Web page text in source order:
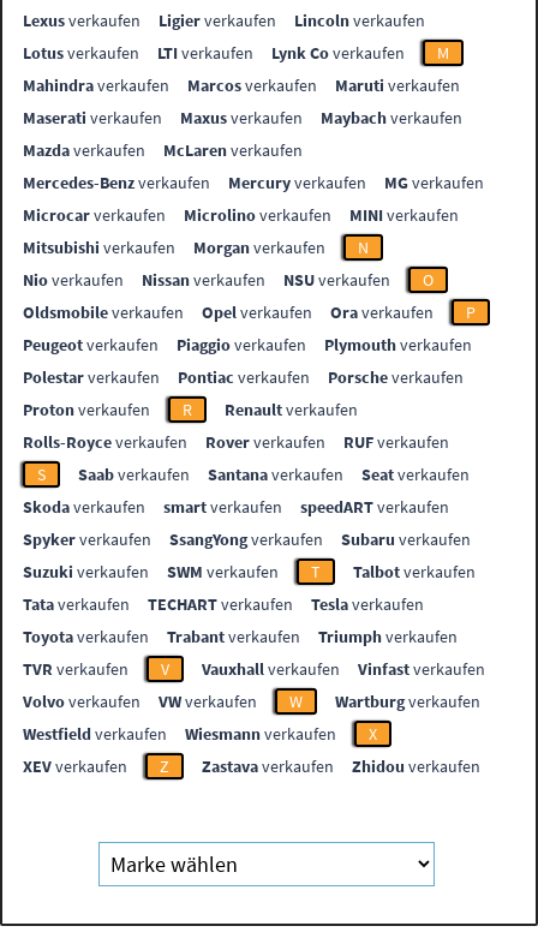
Lexusverkaufen Ligierverkaufen Lincolnverkaufen
Lotusverkaufen LTIverkaufen Lynk Coverkaufen
M
Mahindraverkaufen Marcosverkaufen Maruti verkaufen
Maserati verkaufen Maxusverkaufen Maybachverkaufen
Mazdaverkaufen McLarenverkaufen
Mercedes-Benzverkaufen Mercuryverkaufen MGverkaufen
Microcarverkaufen Microlinoverkaufen MINIverkaufen
Mitsubishi verkaufen Morganverkaufen
N
Nioverkaufen Nissanverkaufen NSUverkaufen
O
Oldsmobileverkaufen Opelverkaufen Oraverkaufen
P
Peugeotverkaufen Piaggioverkaufen Plymouthverkaufen
Polestarverkaufen Pontiac verkaufen Porscheverkaufen
Protonverkaufen R Renaultverkaufen
Rolls-Royceverkaufen Roververkaufen RUFverkaufen
S
Saabverkaufen Santanaverkaufen Seatverkaufen
Skodaverkaufen smartverkaufen speedARTverkaufen
Spykerverkaufen SsangYongverkaufen Subaru verkaufen
Suzuki verkaufen SWM verkaufen T Talbotverkaufen
Tataverkaufen TECHARTverkaufen Teslaverkaufen
Toyotaverkaufen Trabantverkaufen Triumphverkaufen
TVR verkaufen V Vauxhallverkaufen Vinfastverkaufen
Volvoverkaufen VWverkaufen W Wartburgverkaufen
Westfieldverkaufen Wiesmannverkaufen
X
XEVverkaufen Z Zastavaverkaufen Zhidou verkaufen